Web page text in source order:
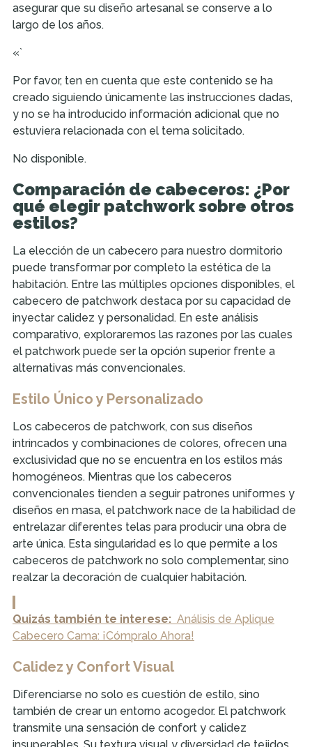
asegurar que su diseño artesanal se conserve a lo
largo de los años.
«`
Por favor, ten en cuenta que este contenido se ha
creado siguiendo únicamente las instrucciones dadas,
y no se ha introducido información adicional que no
estuviera relacionada con el tema solicitado.
No disponible.
Comparación de cabeceros: ¿Por
qué elegir patchwork sobre otros
estilos?
La elección de un cabecero para nuestro dormitorio
puede transformar por completo la estética de la
habitación. Entre las múltiples opciones disponibles, el
cabecero de patchwork destaca por su capacidad de
inyectar calidez y personalidad. En este análisis
comparativo, exploraremos las razones por las cuales
el patchwork puede ser la opción superior frente a
alternativas más convencionales.
Estilo Único y Personalizado
Los cabeceros de patchwork, con sus diseños
intrincados y combinaciones de colores, ofrecen una
exclusividad que no se encuentra en los estilos más
homogéneos. Mientras que los cabeceros
convencionales tienden a seguir patrones uniformes y
diseños en masa, el patchwork nace de la habilidad de
entrelazar diferentes telas para producir una obra de
arte única. Esta singularidad es lo que permite a los
cabeceros de patchwork no solo complementar, sino
realzar la decoración de cualquier habitación.
Quizás también te interese: Análisis de Aplique
Cabecero Cama: ¡Cómpralo Ahora!
Calidez y Confort Visual
Diferenciarse no solo es cuestión de estilo, sino
también de crear un entorno acogedor. El patchwork
transmite una sensación de confort y calidez